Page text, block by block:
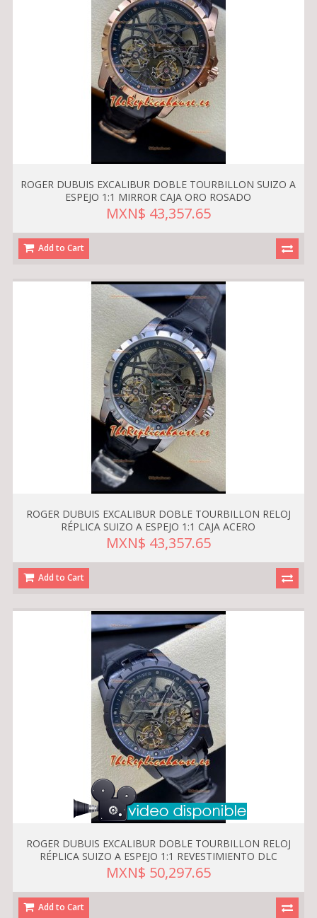
ROGER DUBUIS EXCALIBUR DOBLE TOURBILLON SUIZO A
ESPEJO 1:1 MIRROR CAJA ORO ROSADO
MXN$ 43,357.65
Add to Cart
ROGER DUBUIS EXCALIBUR DOBLE TOURBILLON RELOJ
RÉPLICA SUIZO A ESPEJO 1:1 CAJA ACERO
MXN$ 43,357.65
Add to Cart
ROGER DUBUIS EXCALIBUR DOBLE TOURBILLON RELOJ
RÉPLICA SUIZO A ESPEJO 1:1 REVESTIMIENTO DLC
MXN$ 50,297.65
Add to Cart